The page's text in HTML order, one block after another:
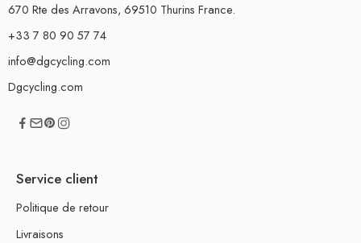
670 Rte des Arravons, 69510 Thurins France.
+33 7 80 90 57 74
info@dgcycling.com
Dgcycling.com
Service client
Politique de retour
Livraisons